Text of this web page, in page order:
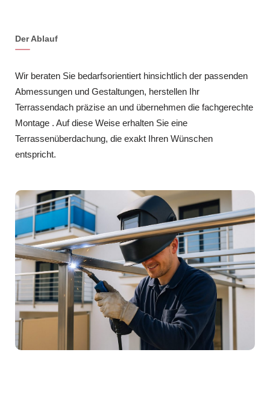
Der Ablauf
Wir beraten Sie bedarfsorientiert hinsichtlich der passenden
Abmessungen und Gestaltungen, herstellen Ihr
Terrassendach präzise an und übernehmen die fachgerechte
Montage . Auf diese Weise erhalten Sie eine
Terrassenüberdachung, die exakt Ihren Wünschen
entspricht.